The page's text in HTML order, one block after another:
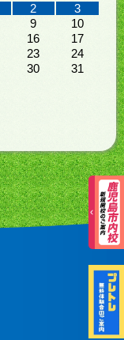
2
3
9
10
16
17
23
24
30 31